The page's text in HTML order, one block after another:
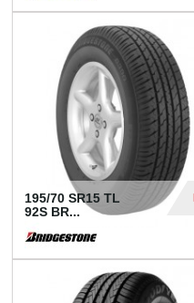
195/70 SR15 TL
92S BR...